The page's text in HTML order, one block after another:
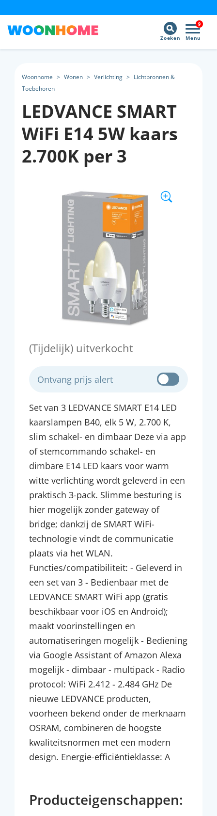
9
Menu
Zoeken
Woonhome > Wonen > Verlichting > Lichtbronnen &
Toebehoren
LEDVANCE SMART
WiFi E14 5W kaars
2.700K per 3
(Tijdelijk) uitverkocht
Ontvang prijs alert
Set van 3 LEDVANCE SMART E14 LED
kaarslampen B40, elk 5 W, 2.700 K,
slim schakel- en dimbaar Deze via app
of stemcommando schakel- en
dimbare E14 LED kaars voor warm
witte verlichting wordt geleverd in een
praktisch 3-pack. Slimme besturing is
hier mogelijk zonder gateway of
bridge; dankzij de SMART WiFi-
technologie vindt de communicatie
plaats via het WLAN.
Functies/compatibiliteit: - Geleverd in
een set van 3 - Bedienbaar met de
LEDVANCE SMART WiFi app (gratis
beschikbaar voor iOS en Android);
maakt voorinstellingen en
automatiseringen mogelijk - Bediening
via Google Assistant of Amazon Alexa
mogelijk - dimbaar - multipack - Radio
protocol: WiFi 2.412 - 2.484 GHz De
nieuwe LEDVANCE producten,
voorheen bekend onder de merknaam
OSRAM, combineren de hoogste
kwaliteitsnormen met een modern
design. Energie-efficiëntieklasse: A
Producteigenschappen: